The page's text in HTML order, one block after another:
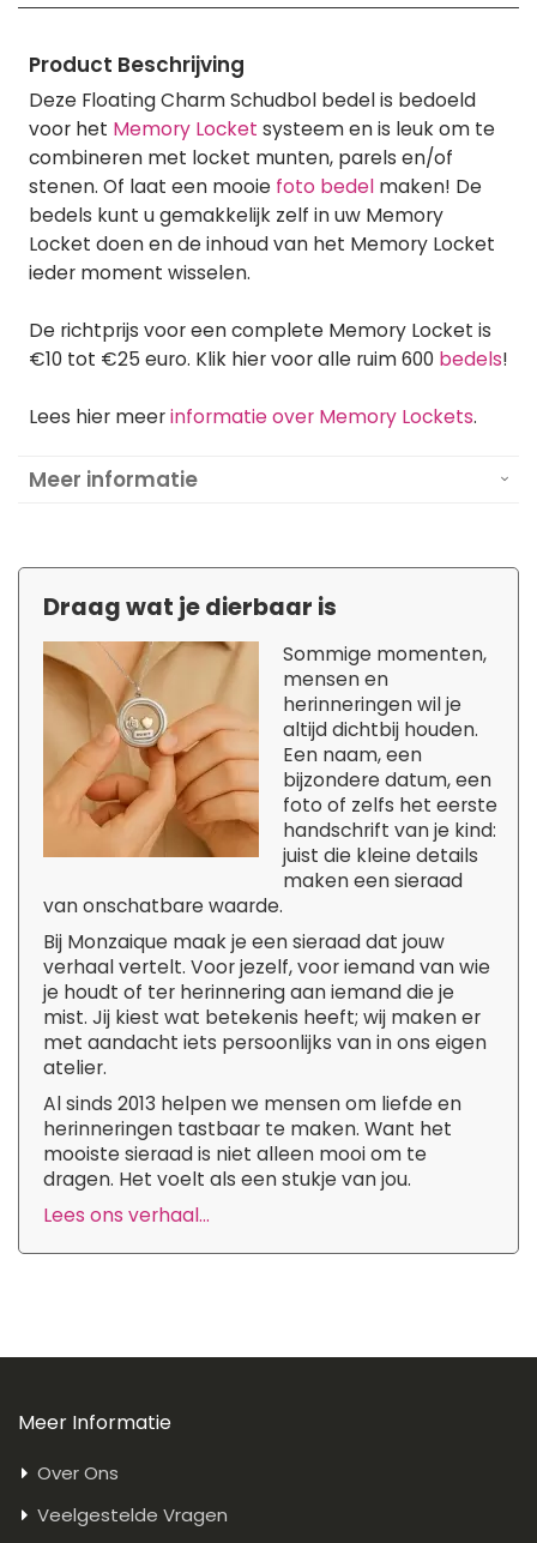
Product Beschrijving
Deze Floating Charm Schudbol bedel is bedoeld
voor het Memory Locket systeem en is leuk om te
combineren met locket munten, parels en/of
stenen. Of laat een mooie foto bedel maken! De
bedels kunt u gemakkelijk zelf in uw Memory
Locket doen en de inhoud van het Memory Locket
ieder moment wisselen.
De richtprijs voor een complete Memory Locket is
€10 tot €25 euro. Klik hier voor alle ruim 600 bedels!
Lees hier meerinformatie over Memory Lockets.
Meer informatie
Draag wat je dierbaar is
Sommige momenten,
mensen en
herinneringen wil je
altijd dichtbij houden.
Een naam, een
bijzondere datum, een
foto of zelfs het eerste
handschrift van je kind:
juist die kleine details
maken een sieraad
van onschatbare waarde.
Bij Monzaique maak je een sieraad dat jouw
verhaal vertelt. Voor jezelf, voor iemand van wie
je houdt of ter herinnering aan iemand die je
mist. Jij kiest wat betekenis heeft; wij maken er
met aandacht iets persoonlijks van in ons eigen
atelier.
Al sinds 2013 helpen we mensen om liefde en
herinneringen tastbaar te maken. Want het
mooiste sieraad is niet alleen mooi om te
dragen. Het voelt als een stukje van jou.
Lees ons verhaal...
Meer Informatie
Over Ons
Veelgestelde Vragen